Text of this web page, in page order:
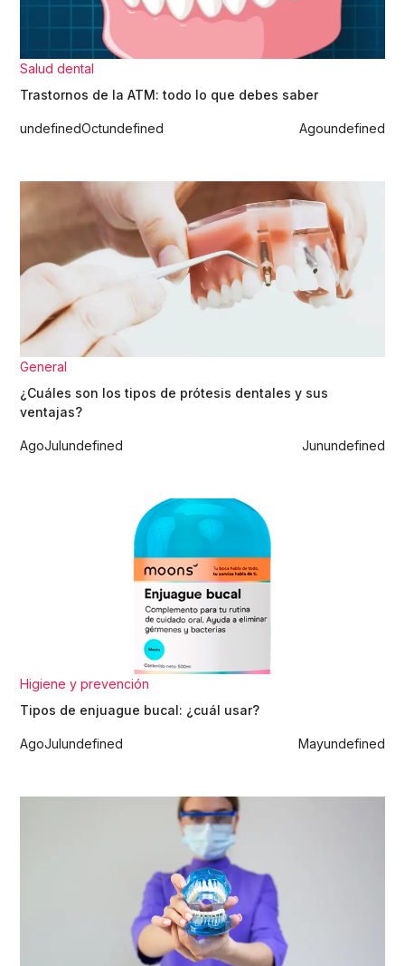
Salud dental
Trastornos de la ATM: todo lo que debes saber
undefinedOctundefined Agoundefined
General
¿Cuáles son los tipos de prótesis dentales y sus
ventajas?
AgoJulundefined Junundefined
Higiene y prevención
Tipos de enjuague bucal: ¿cuál usar?
AgoJulundefined Mayundefined